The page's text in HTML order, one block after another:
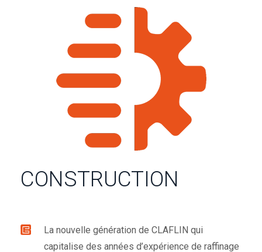
CONSTRUCTION
La nouvelle génération de CLAFLIN qui
capitalise des années d’expérience de raffinage